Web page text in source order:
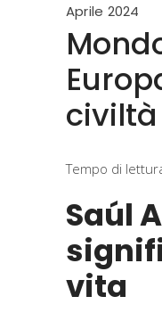
Aprile 2024
Tempo di
Saúl
vita